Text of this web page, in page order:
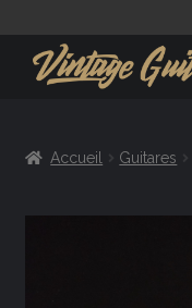
Amplis
Effets
Accueil Guitares